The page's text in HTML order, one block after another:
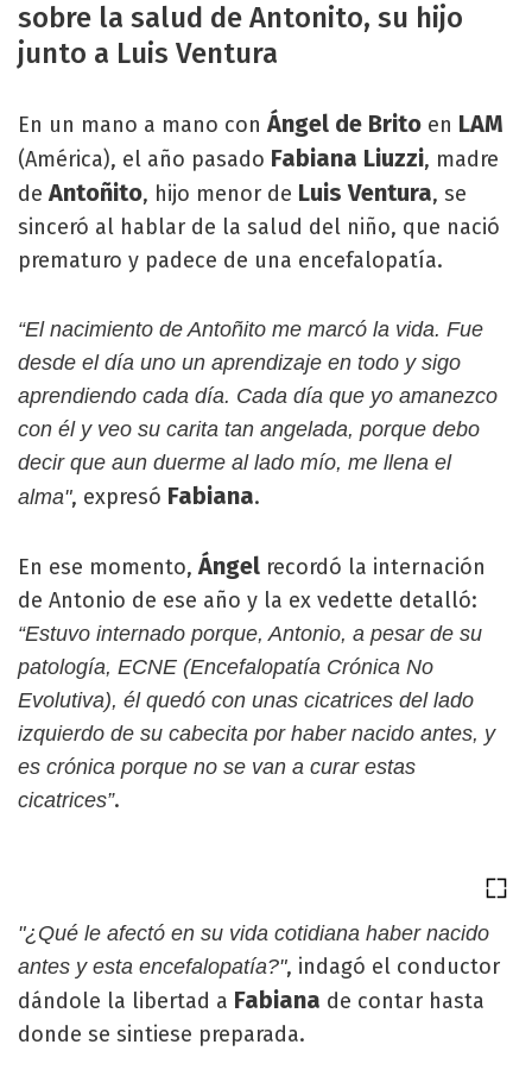
sobre la salud de Antonito, su hijo
junto a Luis Ventura
En un mano a mano conÁngel de Brito en LAM
(América), el año pasado Fabiana Liuzzi, madre
deAntoñito, hijo menor de Luis Ventura, se
sinceró al hablar de la salud del niño, que nació
prematuro y padece de una encefalopatía.
“El nacimiento de Antoñito me marcó la vida. Fue
desde el día uno un aprendizaje en todo y sigo
aprendiendo cada día. Cada día que yo amanezco
con él y veo su carita tan angelada, porque debo
decir que aun duerme al lado mío, me llena el
alma", expresó Fabiana.
En ese momento, Ángel recordó la internación
de Antonio de ese año y la ex vedette detalló:
“Estuvo internado porque, Antonio, a pesar de su
patología, ECNE (Encefalopatía Crónica No
Evolutiva), él quedó con unas cicatrices del lado
izquierdo de su cabecita por haber nacido antes, y
es crónica porque no se van a curar estas
cicatrices”.
"¿Qué le afectó en su vida cotidiana haber nacido
antes y esta encefalopatía?", indagó el conductor
dándole la libertad a Fabiana de contar hasta
donde se sintiese preparada.